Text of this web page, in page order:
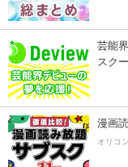
芸能
スク
漫画
オリコ